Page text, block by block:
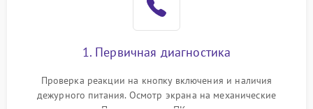
1000 ₽
Поломка системы
автоматического
1000 ₽ Подробнее →
Неисправность системы
1. Первичная диагностика
Проверка реакции на кнопку включения и наличия
дежурного питания. Осмотр экрана на механические